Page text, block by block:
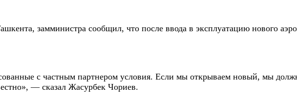
замминистра сообщил, что после ввода в эксплуатацию нового
с частным партнером условия. Если мы открываем новый, мы
— сказал Жасурбек Чориев.